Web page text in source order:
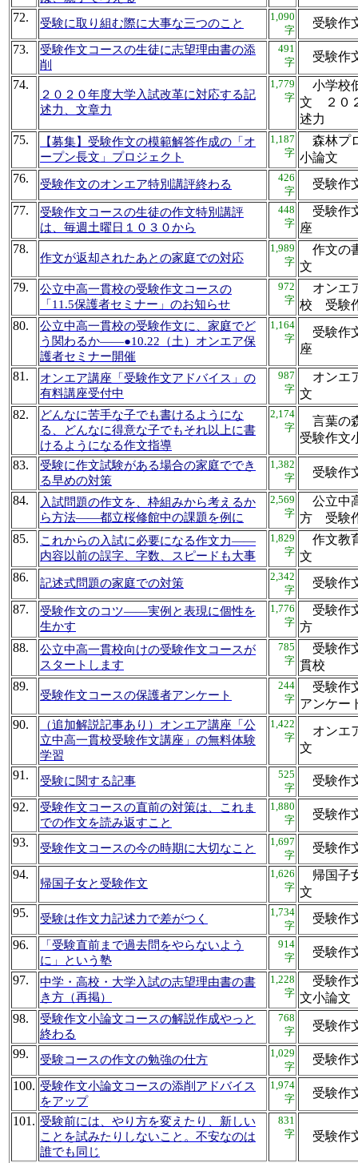
72. 受験に取り組む際に大事な三つのこと
1,090
字
受験
73.
受験作文コースの生徒に志望理由書の添
削
491
字
受験
74.
２０２０年度大学入試改革に対応する記
述力、文章力
1,779
字
小学校
文 ２０
述力
75.
【募集】受験作文の模範解答作成の「オ
ープン長文」プロジェクト
1,187
字
森林プ
小論
76.
受験作文のオンエア特別講評終わる
426
字
受験
77.
受験作文コースの生徒の作文特別講評
は、毎週土曜日１０３０から
448
字
受験作
座
78.
作文が返却されたあとの家庭での対応
1,989
字
作文の
文
79.
公立中高一貫校の受験作文コースの
「11.5保護者セミナー」のお知らせ
972
字
オンエ
校 受
80.
公立中高一貫校の受験作文に、家庭でど
う関わるか――●10.22（土）オンエア保
護者セミナー開催
1,164
字
受験作
座
81.
オンエア講座「受験作文アドバイス」の
有料講座受付中
987
字
オンエ
文
82.
どんなに苦手な子でも書けるようにな
る、どんなに得意な子でもそれ以上に書
けるようになる作文指導
2,174
字
言葉の
受験作
83.
受験に作文試験がある場合の家庭ででき
る早めの対策
1,382
字
受験
84.
入試問題の作文を、枠組みから考えるか
ら方法――都立桜修館中の課題を例に
2,569
字
公立中
方 受
85.
これからの入試に必要になる作文力――
内容以前の誤字、字数、スピードも大事
1,829
字
作文教
文
86.
記述式問題の家庭での対策
2,342
字
受験
87.
受験作文のコツ――実例と表現に個性を
生かす
1,776
字
受験作
方
88.
公立中高一貫校向けの受験作文コースが
スタートします
785
字
受験作
貫校
89.
受験作文コースの保護者アンケート
244
字
受験作
アンケ
90.
（追加解説記事あり）オンエア講座「公
立中高一貫校受験作文講座」の無料体験
学習
1,422
字
オンエ
文
91.
受験に関する記事
525
字
受験
92.
受験作文コースの直前の対策は、これま
での作文を読み返すこと
1,880
字
受験
93. 受験作文コースの今の時期に大切なこと
1,697
字
受験
94.
帰国子女と受験作文
1,626
字
帰国子
文
95.
受験は作文力記述力で差がつく
1,734
字
受験
96.
「受験直前まで過去問をやらないよう
に」という塾
914
字
受験
97.
中学・高校・大学入試の志望理由書の書
き方（再掲）
1,228
字
受験作
文小
98.
受験作文小論文コースの解説作成やっと
終わる
768
字
受験
99. 受験コースの作文の勉強の仕方
1,029
字
受験
100. 受験作文小論文コースの添削アドバイス
をアップ
1,974
字
受験
101. 受験前には、やり方を変えたり、新しい
ことを試みたりしないこと。不安なのは
誰でも同じ
831
字
受験